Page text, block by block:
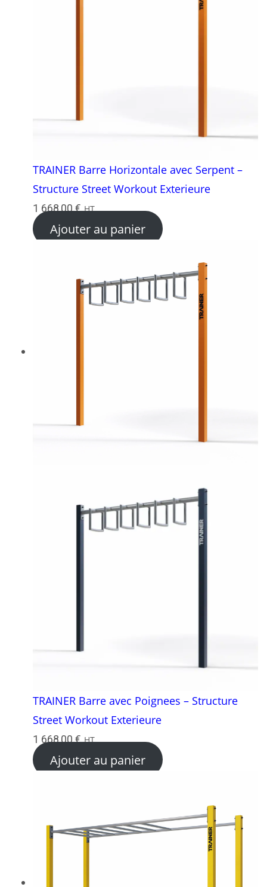
TRAINER Barre Horizontale avec Serpent –
Structure Street Workout Exterieure
1 668,00€ HT
Ajouter au panier
TRAINER Barre avec Poignees – Structure
Street Workout Exterieure
1 668,00€ HT
Ajouter au panier